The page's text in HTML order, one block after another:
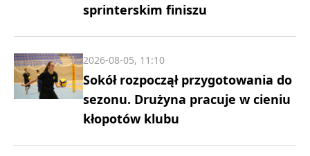
sprinterskim finiszu
Sokół rozpoczął przygotowania do
sezonu. Drużyna pracuje w cieniu
kłopotów klubu
2026-08-05, 11:10